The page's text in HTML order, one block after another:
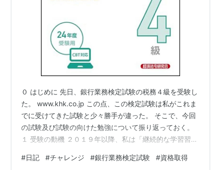
０ はじめに 先日、銀行業務検定試験の税務４級を受験し
た。 www.khk.co.jp この点、この検定試験は私がこれま
でに受けてきた試験と少々勝手が違った。 そこで、今回
の試験及び試験の向けた勉強について振り返っておく。
１ 受験の動機 ２０１９年以降、私は「継続的な学習習慣
例外的な場合を除き、多くの資格試験を一夜漬けや二夜
#日記 #チャレンジ #銀行業務検定試験 #資格取得